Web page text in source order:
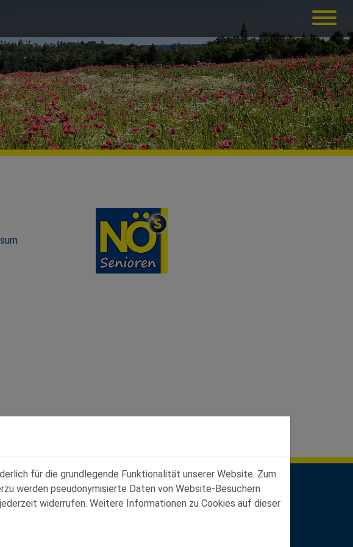
für die grundlegende Funktionalität unserer Website. Zum
werden pseudonymisierte Daten von Website-Besuchern
widerrufen. Weitere Informationen zu Cookies auf dieser